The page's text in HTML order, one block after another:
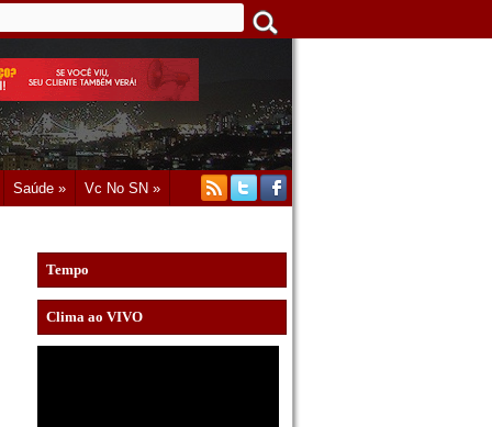
Saúde » Vc No SN »
Tempo
Clima ao VIVO